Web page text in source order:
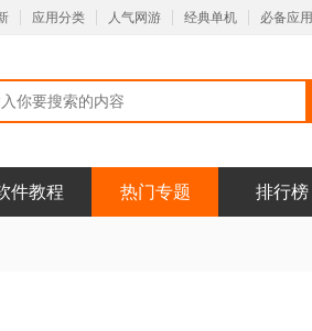
应用分类 人气网游 经典单机 必备应用
件教程 热门专题 排行榜